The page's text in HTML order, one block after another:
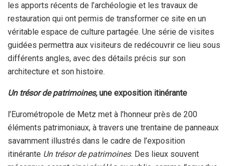
les apports récents de l’archéologie et les travaux de
restauration qui ont permis de transformer ce site en un
véritable espace de culture partagée. Une série de visites
guidées permettra aux visiteurs de redécouvrir ce lieu sous
différents angles, avec des détails précis sur son
architecture et son histoire.
Un trésor de patrimoines,une exposition itinérante
l’Eurométropole de Metz met à l’honneur près de 200
éléments patrimoniaux, à travers une trentaine de panneaux
savamment illustrés dans le cadre de l’exposition
itinérante Un trésor de patrimoines. Des lieux souvent